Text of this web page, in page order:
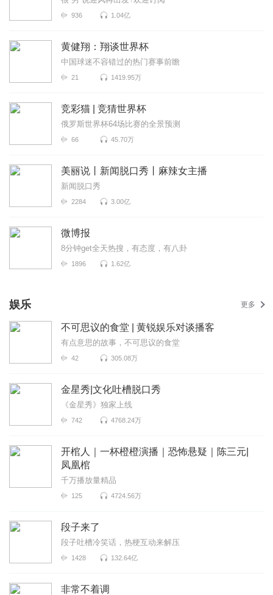
936 1.04亿
黄健翔：翔谈世界杯
中国球迷不容错过的热门赛事前瞻
21 1419.95万
竞彩猫 | 竞猜世界杯
俄罗斯世界杯64场比赛的全景预测
66 45.70万
美丽说丨新闻脱口秀丨麻辣女主播
新闻脱口秀
2284 3.00亿
微博报
8分钟get全天热搜，有态度，有八卦
1896 1.62亿
娱乐 更多
不可思议的食堂 | 黄锐娱乐对谈播客
有点意思的故事，不可思议的食堂
42 305.08万
金星秀|文化吐槽脱口秀
《金星秀》独家上线
742 4768.24万
开棺人｜一杯橙橙演播｜恐怖悬疑｜陈三元|
凤凰棺
千万播放量精品
125 4724.56万
段子来了
段子吐槽冷笑话，热梗互动来解压
1428 132.64亿
非常不着调